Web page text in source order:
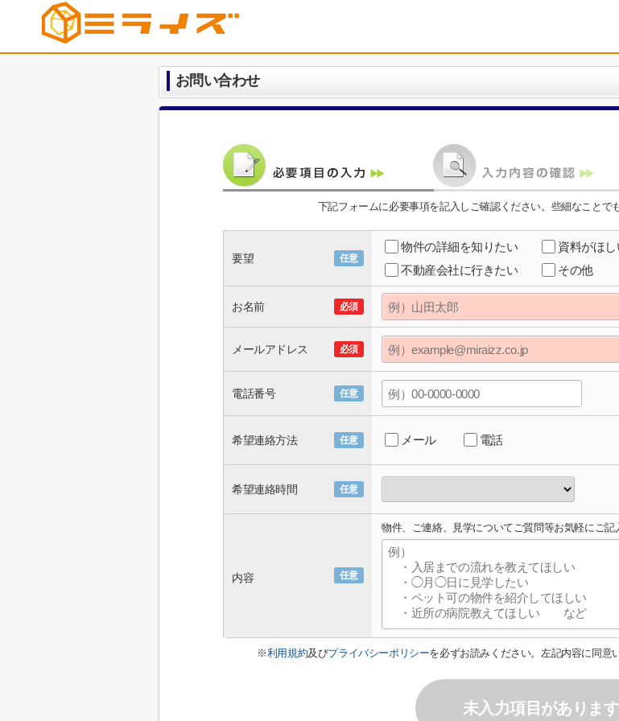
お問い合わせ
下記フォームに必要事項を記入しご確認ください。些細なことで
要望 任意
物件の詳細を知りたい 資料がほし
不動産会社に行きたい
その他
お名前 必須
メールアドレス 必須
電話番号 任意
希望連絡方法 任意 メール 電話
希望連絡時間 任意
内容 任意
物件、ご連絡、見学についてご質問等お気軽にご記
※利用規約及びプライバシーポリシーを必ずお読みください。左記内容に同意
未入力項目があります